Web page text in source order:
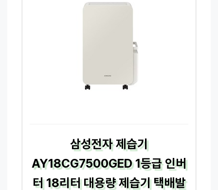
삼성전자 제습기
AY18CG7500GED 1등급 인버
터 18리터 대용량 제습기 택배발